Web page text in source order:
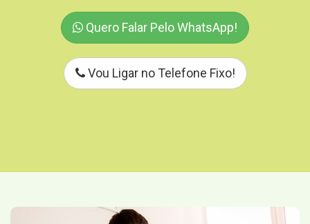
Quero Falar Pelo WhatsApp!
Vou Ligar no Telefone Fixo!